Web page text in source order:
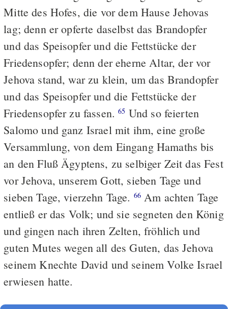
Mitte des Hofes, die vor dem Hause Jehovas
lag; denn er opferte daselbst das Brandopfer
und das Speisopfer und die Fettstücke der
Friedensopfer; denn der eherne Altar, der vor
Jehova stand, war zu klein, um das Brandopfer
und das Speisopfer und die Fettstücke der
Friedensopfer zu fassen.65 Und so feierten
Salomo und ganz Israel mit ihm, eine große
Versammlung, von dem Eingang Hamaths bis
an den Fluß Ägyptens, zu selbiger Zeit das Fest
vor Jehova, unserem Gott, sieben Tage und
sieben Tage, vierzehn Tage. 66 Am achten Tage
entließ er das Volk; und sie segneten den König
und gingen nach ihren Zelten, fröhlich und
guten Mutes wegen all des Guten, das Jehova
seinem Knechte David und seinem Volke Israel
erwiesen hatte.